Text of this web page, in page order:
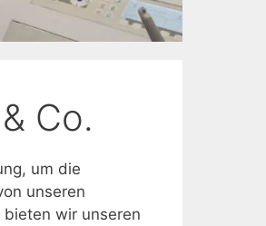
Co.
um die
unseren
wir unseren